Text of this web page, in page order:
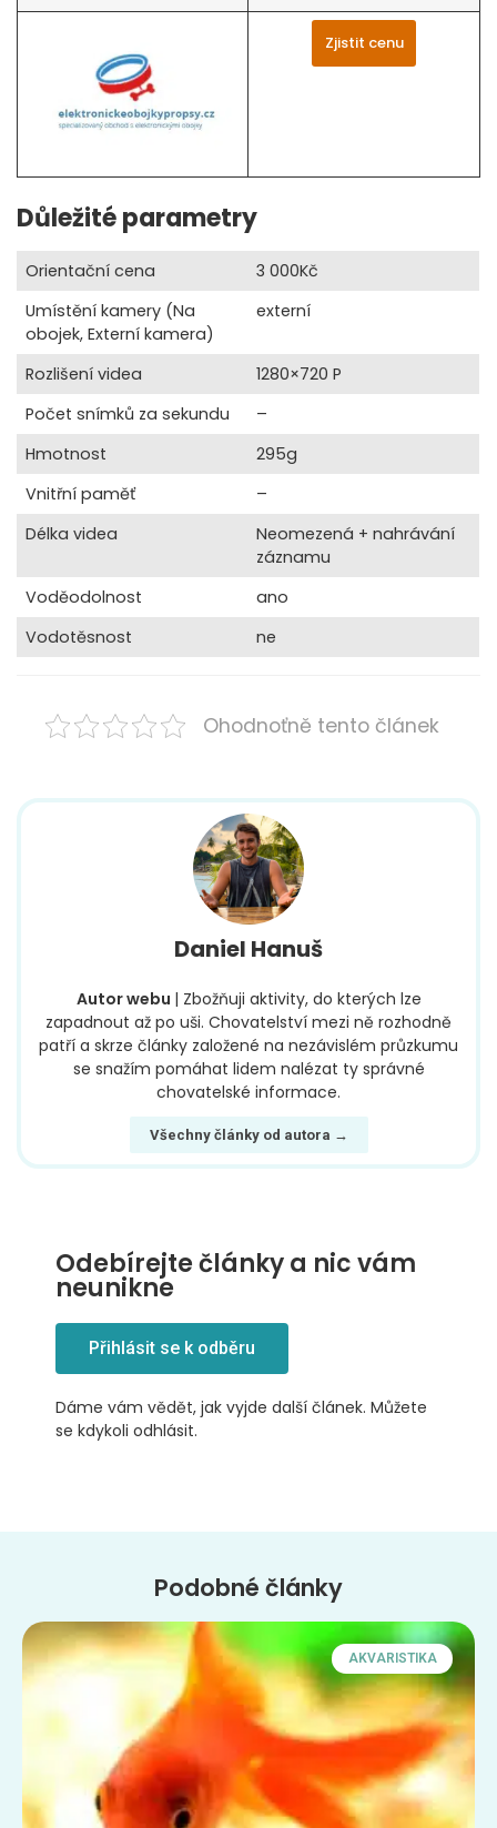
Zjistit cenu
Důležité parametry
Orientační cena
3 000Kč
Umístění kamery (Na
obojek, Externí kamera)
externí
Rozlišení videa
1280×720 P
Počet snímků za sekundu
–
Hmotnost
295g
Vnitřní paměť
–
Délka videa
Neomezená + nahrávání
záznamu
Voděodolnost
ano
Vodotěsnost
ne
Ohodnoťně tento článek
Daniel Hanuš
Autor webu | Zbožňuji aktivity, do kterých lze
zapadnout až po uši. Chovatelství mezi ně rozhodně
patří a skrze články založené na nezávislém průzkumu
se snažím pomáhat lidem nalézat ty správné
chovatelské informace.
Všechny články od autora →
Odebírejte články a nic vám
neunikne
Přihlásit se k odběru
Dáme vám vědět, jak vyjde další článek. Můžete
se kdykoli odhlásit.
Podobné články
AKVARISTIKA